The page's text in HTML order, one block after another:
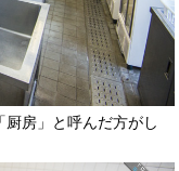
房」と呼んだ方がし